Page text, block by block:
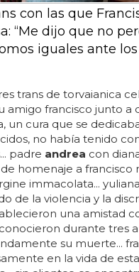
con las que
“Me dijo que no
iguales ante
trans de torvaianica
amigo francisco junto a
un cura que se
no había tenido
padre andrea con
homenaje a francisco
immacolata...
de la violencia y la
una amistad
durante tres
su muerte...
en la vida de